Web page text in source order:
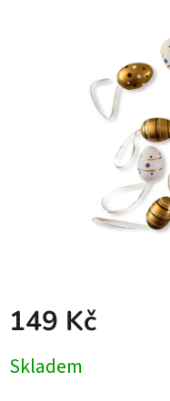
149 Kč
cena:
Skladem